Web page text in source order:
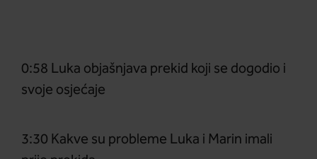
0:58 Luka objašnjava prekid koji se dogodio i
svoje osjećaje
3:30 Kakve su probleme Luka i Marin imali